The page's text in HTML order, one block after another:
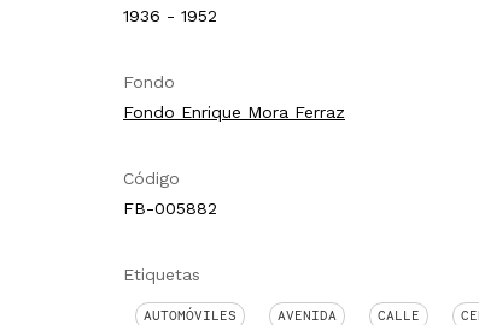
1936 - 1952
Fondo
Fondo Enrique Mora Ferraz
Código
FB-005882
Etiquetas
AUTOMÓVILES AVENIDA CALLE